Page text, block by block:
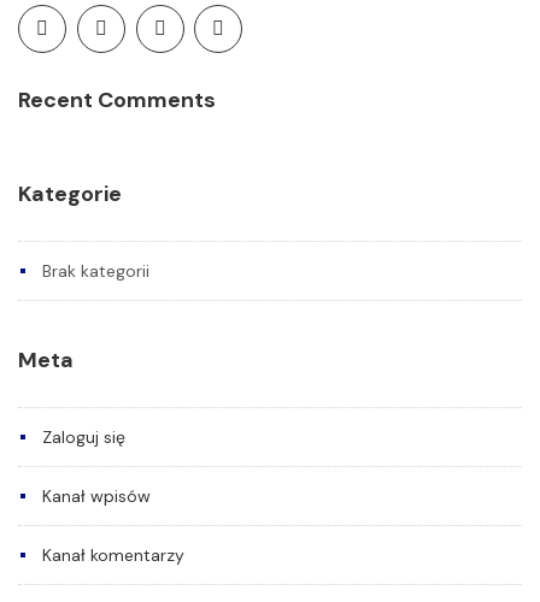
Recent Comments
Kategorie
Brak kategorii
Meta
Zaloguj się
Kanał wpisów
Kanał komentarzy